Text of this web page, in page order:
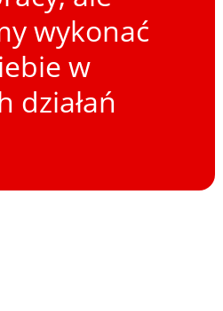
wykonać
w
działań